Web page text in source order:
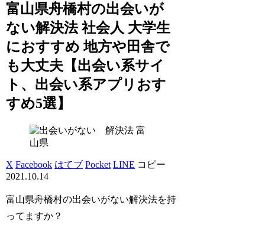
富山県舟橋村の出会いが
ない解決法 社会人 大学生
におすすめ 地方や田舎で
も大丈夫【出会い系サイ
ト、出会い系アプリおす
すめ5選】
富
山県
X Facebook はてブ Pocket LINE コピー
2021.10.14
富山県舟橋村の出会いがない解決法を持
ってますか？